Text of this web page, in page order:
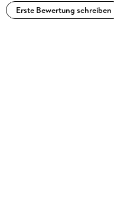
Erste Bewertung schreiben